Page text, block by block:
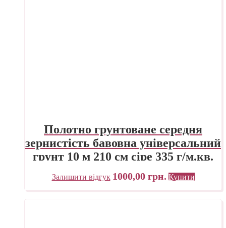
Полотно грунтоване середня
зернистість бавовна універсальний
грунт 10 м 210 см сіре 335 г/м.кв.
P.E.R. Belle Arti Італія
Залишити відгук 1000,00 грн. Купити